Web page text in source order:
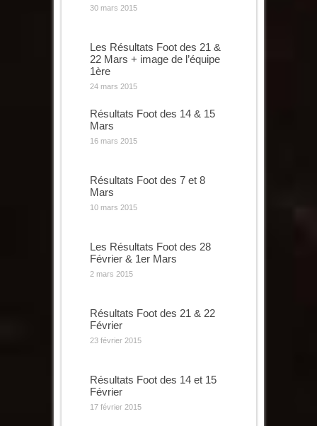
30 mars 2015
Les Résultats Foot des 21 &
22 Mars + image de l’équipe
1ère
24 mars 2015
Résultats Foot des 14 & 15
Mars
16 mars 2015
Résultats Foot des 7 et 8
Mars
10 mars 2015
Les Résultats Foot des 28
Février & 1er Mars
2 mars 2015
Résultats Foot des 21 & 22
Février
23 février 2015
Résultats Foot des 14 et 15
Février
17 février 2015